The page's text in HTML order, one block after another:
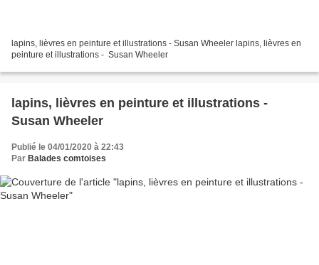
lapins, lièvres en peinture et illustrations - Susan Wheeler lapins, lièvres en
peinture et illustrations - Susan Wheeler
lapins, lièvres en peinture et illustrations -
Susan Wheeler
Publié le 04/01/2020 à 22:43
Par Balades comtoises